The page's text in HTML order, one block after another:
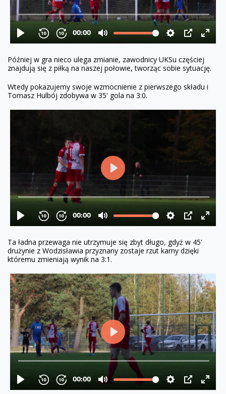
Później w gra nieco ulega zmianie, zawodnicy UKSu częściej
znajdują się z piłką na naszej połowie, tworząc sobie sytuację.
Wtedy pokazujemy swoje wzmocnienie z pierwszego składu i
Tomasz Hulbój zdobywa w 35' gola na 3:0.
Ta ładna przewaga nie utrzymuje się zbyt długo, gdyż w 45'
drużynie z Wodzisławia przyznany zostaje rzut karny dzięki
któremu zmieniają wynik na 3:1.